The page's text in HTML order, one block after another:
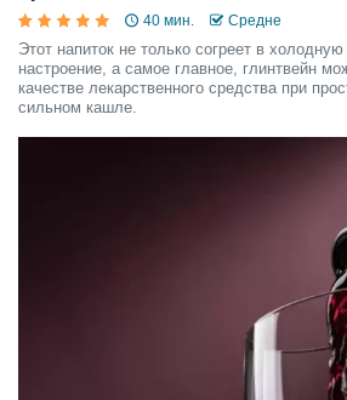
40 мин. Средне
Этот напиток не только согреет в
настроение, а самое главное, глинтвейн
качестве лекарственного средства при
сильном кашле.